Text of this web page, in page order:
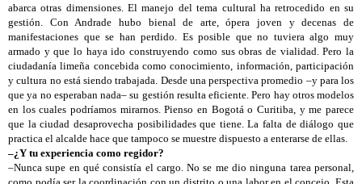
abarca otras dimensiones. El manejo del tema cultural ha retrocedido en su
gestión. Con Andrade hubo bienal de arte, ópera joven y decenas de
manifestaciones que se han perdido. Es posible que no tuviera algo muy
armado y que lo haya ido construyendo como sus obras de vialidad. Pero la
ciudadanía limeña concebida como conocimiento, información, participación
y cultura no está siendo trabajada. Desde una perspectiva promedio –y para los
que ya no esperaban nada– su gestión resulta eficiente. Pero hay otros modelos
en los cuales podríamos mirarnos. Pienso en Bogotá o Curitiba, y me parece
que la ciudad desaprovecha posibilidades que tiene. La falta de diálogo que
practica el alcalde hace que tampoco se muestre dispuesto a enterarse de ellas.
–¿Y tu experiencia como regidor?
–Nunca supe en qué consistía el cargo. No se me dio ninguna tarea personal,